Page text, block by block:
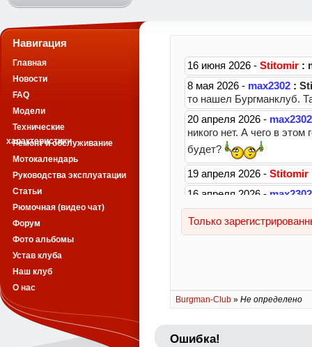
Burgman-Club » Не определено
Ошибка!
Навигация
Главная
Новости
FAQ
Модели
Технические
характеристики
Ремонт и обслуживание
Мотокалендарь
Руководства эксплуатации
Статьи
Рюмочная (видео чат)
Форум
Фото альбомы
Устав клуба
Наш клуб
О нас